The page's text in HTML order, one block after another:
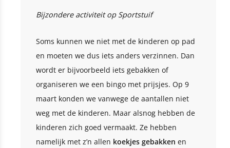
Bijzondere activiteit op Sportstuif
Soms kunnen we niet met de kinderen op pad
en moeten we dus iets anders verzinnen. Dan
wordt er bijvoorbeeld iets gebakken of
organiseren we een bingo met prijsjes. Op 9
maart konden we vanwege de aantallen niet
weg met de kinderen. Maar alsnog hebben de
kinderen zich goed vermaakt. Ze hebben
namelijk met z’n allen koekjes gebakken en